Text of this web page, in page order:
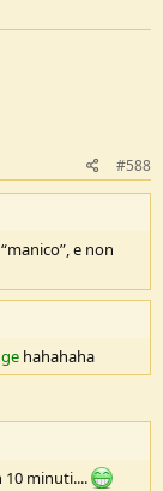
#588
e non
hahahaha
minuti....